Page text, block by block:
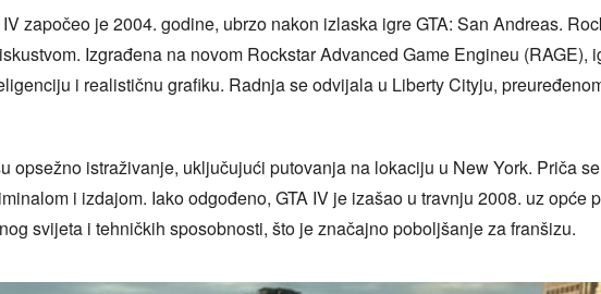
započeo je 2004. godine, ubrzo nakon izlaska igre GTA: San Andreas.
Izgrađena na novom Rockstar Advanced Game Engineu (RAGE),
i realističnu grafiku. Radnja se odvijala u Liberty Cityju,
opsežno istraživanje, uključujući putovanja na lokaciju u New York. Priča
i izdajom. Iako odgođeno, GTA IV je izašao u travnju 2008. uz opće
svijeta i tehničkih sposobnosti, što je značajno poboljšanje za franšizu.